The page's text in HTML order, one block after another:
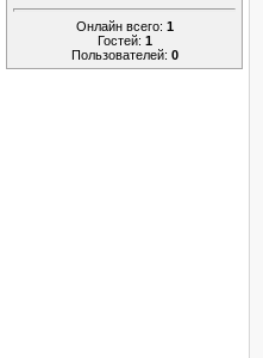
Онлайн всего: 1
Гостей: 1
Пользователей: 0